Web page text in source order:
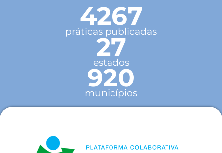
4267
práticas publicadas
27
estados
920
municípios